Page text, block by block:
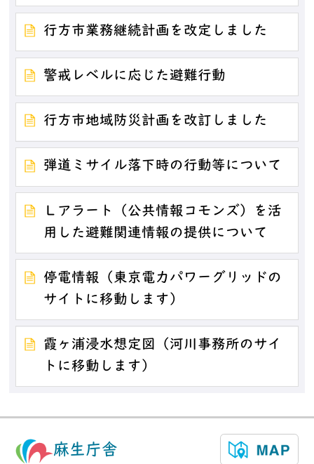
行方市業務継続計画を改定しました
警戒レベルに応じた避難行動
行方市地域防災計画を改訂しました
弾道ミサイル落下時の行動等について
Ｌアラート（公共情報コモンズ）を活
用した避難関連情報の提供について
停電情報（東京電力パワーグリッドの
サイトに移動します）
霞ヶ浦浸水想定図（河川事務所のサイ
トに移動します）
麻生庁舎